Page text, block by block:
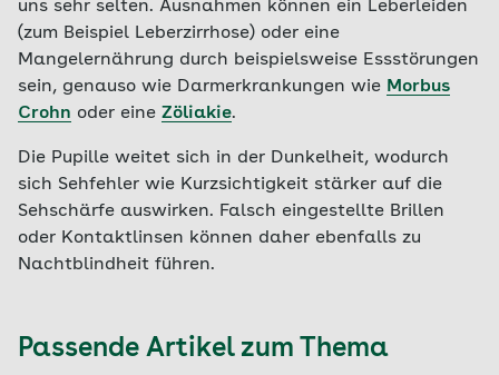
uns sehr selten. Ausnahmen können ein Leberleiden
(zum Beispiel Leberzirrhose) oder eine
Mangelernährung durch beispielsweise Essstörungen
sein, genauso wie Darmerkrankungen wie Morbus
Crohn oder eine Zöliakie.
Die Pupille weitet sich in der Dunkelheit, wodurch
sich Sehfehler wie Kurzsichtigkeit stärker auf die
Sehschärfe auswirken. Falsch eingestellte Brillen
oder Kontaktlinsen können daher ebenfalls zu
Nachtblindheit führen.
Passende Artikel zum Thema